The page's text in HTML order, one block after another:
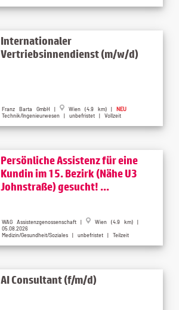
Internationaler
Vertriebsinnendienst (m/w/d)
Franz Barta GmbH | Wien (4.9 km) | NEU
Technik/Ingenieurwesen | unbefristet | Vollzeit
Persönliche Assistenz für eine
Kundin im 15. Bezirk (Nähe U3
Johnstraße) gesucht! ...
WAG Assistenzgenossenschaft |
Wien (4.9 km) |
05.08.2026
Medizin/Gesundheit/Soziales | unbefristet | Teilzeit
AI Consultant (f/m/d)